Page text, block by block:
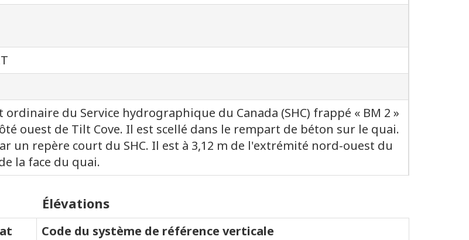
du Service hydrographique du Canada (SHC) frappé « BM 2 »
ouest de Tilt Cove. Il est scellé dans le rempart de béton sur le quai.
un repère court du SHC. Il est à 3,12 m de l'extrémité nord-ouest du
la face du quai.
Élévations
Code du système de référence verticale